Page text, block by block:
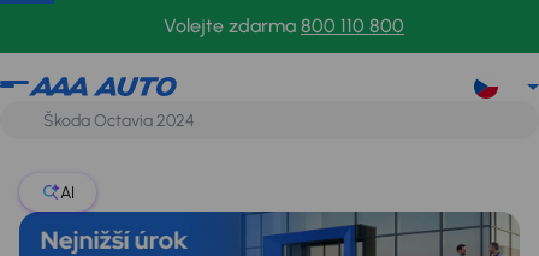
Volejte zdarma 800 110 800
Volvo
AI